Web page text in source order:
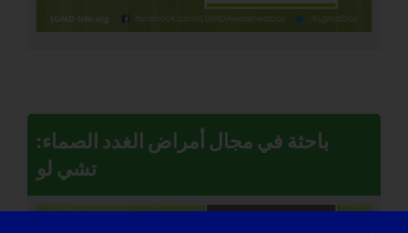
باحثة في مجال أمراض الغدد الصماء:
تشي لو